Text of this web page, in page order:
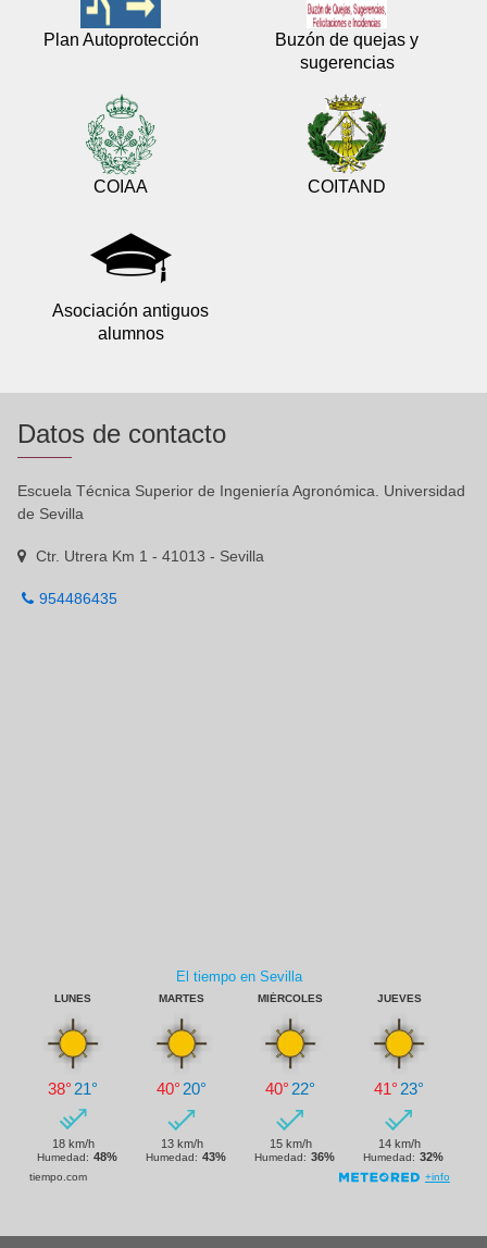
Plan Autoprotección
Buzón de quejas y
sugerencias
COIAA COITAND
Asociación antiguos
alumnos
Datos de contacto
Escuela Técnica Superior de Ingeniería Agronómica. Universidad
de Sevilla
Ctr. Utrera Km 1 - 41013 - Sevilla
954486435